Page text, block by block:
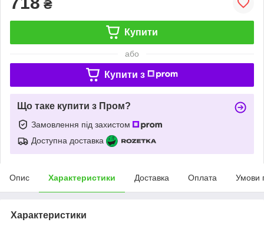
₴
Купити
або
Купити з
Що таке купити з Пром?
Замовлення під захистом
Доступна доставка
Опис Характеристики Доставка Оплата Умови
Характеристики